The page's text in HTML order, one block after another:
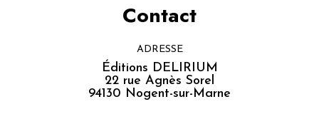
Contact
ADRESSE
Éditions DELIRIUM
22 rue Agnès Sorel
94130 Nogent-sur-Marne